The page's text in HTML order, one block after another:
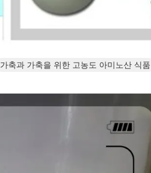
가축과 가축을 위한 고농도 아미노산 식품